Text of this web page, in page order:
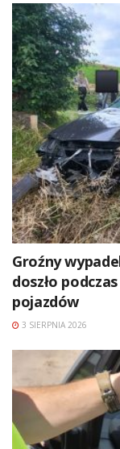
Groźny
doszło
pojazdów
3 SIERPNIA 2026